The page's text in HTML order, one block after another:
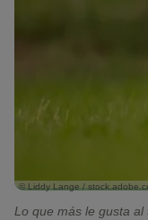
© Liddy Lange /
Lo que más le gusta